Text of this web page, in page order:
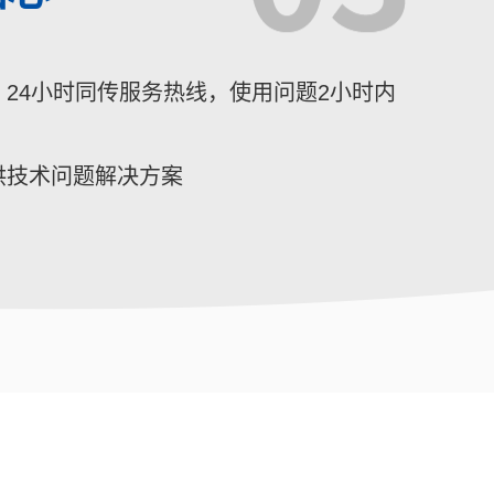
小时同传服务热线，使用问题2小时内
术问题解决方案